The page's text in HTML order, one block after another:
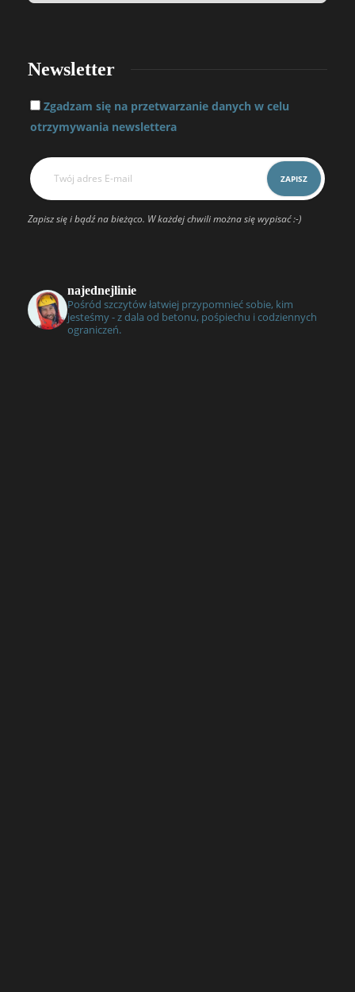
Newsletter
Zgadzam się na przetwarzanie danych w celu
otrzymywania newslettera
Zapisz się i bądź na bieżąco. W każdej chwili można się wypisać :-)
najednejlinie
Pośród szczytów łatwiej przypomnieć sobie, kim
jesteśmy - z dala od betonu, pośpiechu i codziennych
ograniczeń.